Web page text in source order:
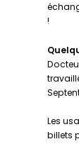
!
Les
billets